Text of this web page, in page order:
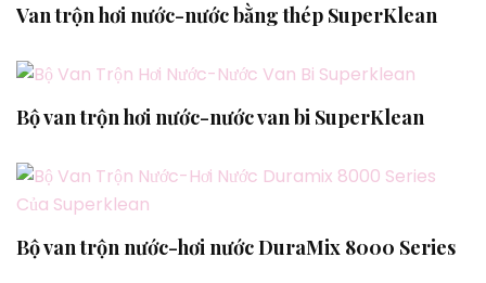
Van trộn hơi nước-nước bằng thép SuperKlean
Bộ van trộn hơi nước-nước van bi SuperKlean
Bộ van trộn nước-hơi nước DuraMix 8000 Series